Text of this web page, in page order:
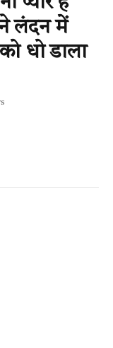
लंदन में
धो डाला